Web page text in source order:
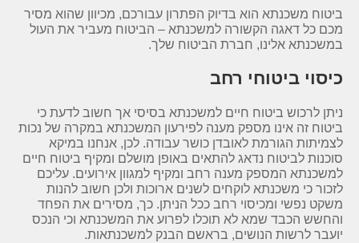
ביטוח משכנתא הוא בדיוק הפתרון עבורכם, מכיוון שהוא מסיר
מכם כל דאגה הקשורה למשכנתא – הביטוח מעביר את העול
במשכנתא אלינו, חברת הביטוח שלך.
כיסוי ביטוחי רחב
ניתן לרכוש ביטוח חיים למשכנתא בסיסי אך חשוב לדעת כי
ביטוח זה אינו מספק מענה לפירעון המשכנתא במקרה של נכות
לצמיתות הגורמת לאובדן כושר עבודה. לכן, אנחנו במיקא
סוכנות לביטוח נדאג להתאים באופן מושלם ומקיף ביטוח חיים
למשכנתא המספק מענה רחב ומקיף למגוון אירועים. עליכם
לזכור כי משכנתא לוקחים לשנים ארוכות ולכן חשוב להנות
משקט נפשי ומכיסוי רחב ככל הניתן. כך, מסירים את הפחד
והחשש הכבד שמא לא תוכלו לפרוע את המשכנתא וכי הנכס
יועבר לרשות הנושים, בראשם הבנק למשכנתאות.